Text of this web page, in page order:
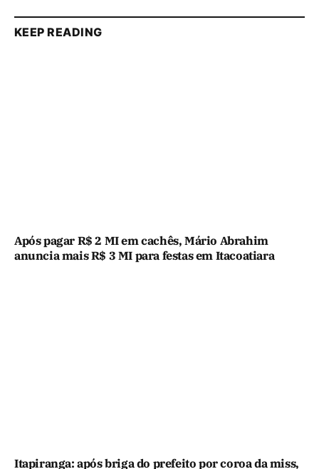
KEEP READING
Após pagar R$ 2 MI em cachês, Mário Abrahim
anuncia mais R$ 3 MI para festas em Itacoatiara
Itapiranga: após briga do prefeito por coroa da miss,